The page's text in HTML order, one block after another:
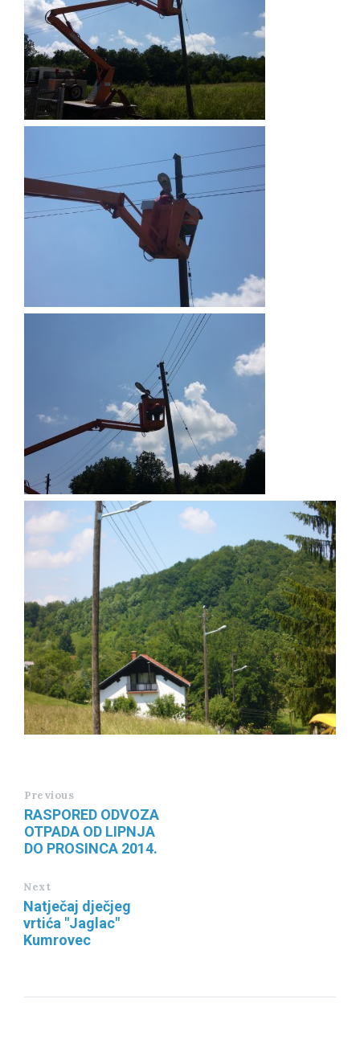
Previous
RASPORED ODVOZA
OTPADA OD LIPNJA
DO PROSINCA 2014.
Next
Natječaj dječjeg
vrtića "Jaglac"
Kumrovec